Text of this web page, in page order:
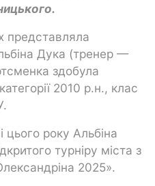
представляла
Дука (тренер —
здобула
2010 р.н., клас
року Альбіна
турніру міста з
2025».